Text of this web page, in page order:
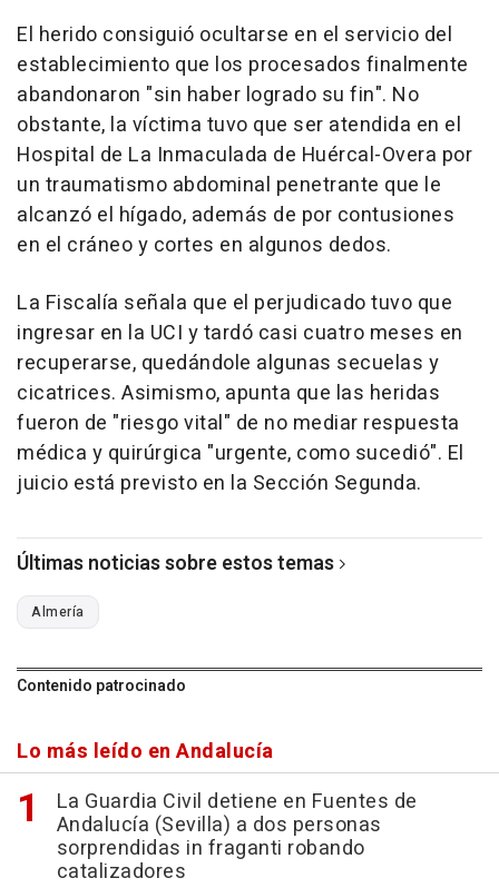
El herido consiguió ocultarse en el servicio del
establecimiento que los procesados finalmente
abandonaron "sin haber logrado su fin". No
obstante, la víctima tuvo que ser atendida en el
Hospital de La Inmaculada de Huércal-Overa por
un traumatismo abdominal penetrante que le
alcanzó el hígado, además de por contusiones
en el cráneo y cortes en algunos dedos.
La Fiscalía señala que el perjudicado tuvo que
ingresar en la UCI y tardó casi cuatro meses en
recuperarse, quedándole algunas secuelas y
cicatrices. Asimismo, apunta que las heridas
fueron de "riesgo vital" de no mediar respuesta
médica y quirúrgica "urgente, como sucedió". El
juicio está previsto en la Sección Segunda.
Últimas noticias sobre estos temas
Almería
Contenido patrocinado
Lo más leído en Andalucía
La Guardia Civil detiene en Fuentes de
Andalucía (Sevilla) a dos personas
sorprendidas in fraganti robando
catalizadores